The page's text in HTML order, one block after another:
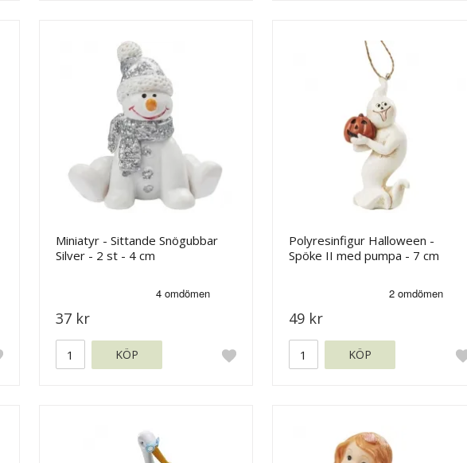
Miniatyr - Sittande Snögubbar
Silver - 2 st - 4 cm
37 kr
KÖP
Polyresinfigur Halloween -
Spöke II med pumpa - 7 cm
49 kr
KÖP